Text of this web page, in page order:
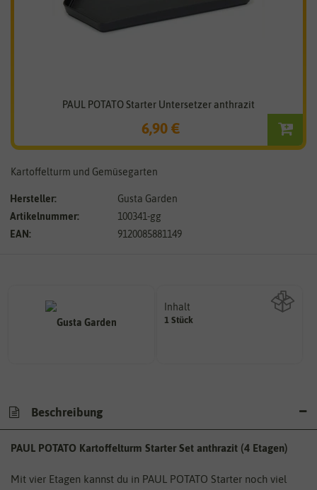
PAUL POTATO Starter Untersetzer anthrazit
6,90 €
Kartoffelturm und Gemüsegarten
Hersteller:
Gusta Garden
Artikelnummer:
100341-gg
EAN:
9120085881149
Inhalt
1 StückWie viel ist enthalten
Beschreibung
PAUL POTATO Kartoffelturm Starter Set anthrazit (4 Etagen)
Mit vier Etagen kannst du in PAUL POTATO Starter noch viel